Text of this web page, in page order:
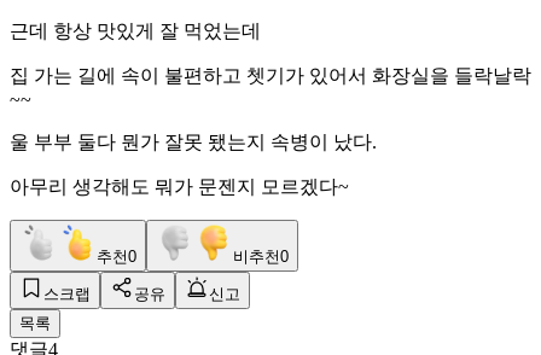
근데 항상 맛있게 잘 먹었는데
집 가는 길에 속이 불편하고 쳇기가 있어서 화장실을 들락날락
~~
울 부부 둘다 뭔가 잘못 됐는지 속병이 났다.
아무리 생각해도 뭐가 문젠지 모르겠다~
추천0 비추천0
스크랩 공유
신고
목록
댓글4